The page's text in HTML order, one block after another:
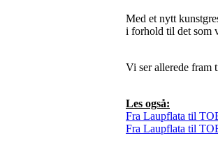
Med et nytt
i forhold til det som
Vi ser allerede fram
Les også:
Fra Laupflata til
Fra Laupflata til